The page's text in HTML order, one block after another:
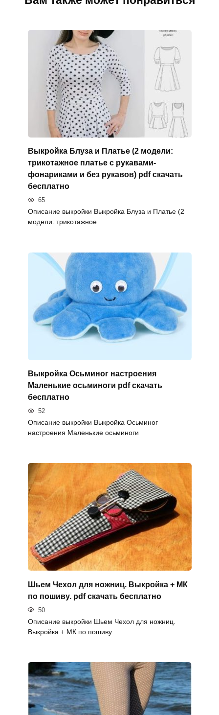
Выкройка Блуза и Платье (2 модели:
трикотажное платье с рукавами-
фонариками и без рукавов) pdf скачать
бесплатно
65
Описание выкройки Выкройка Блуза и Платье (2
модели: трикотажное
Выкройка Осьминог настроения
Маленькие осьминоги pdf скачать
бесплатно
52
Описание выкройки Выкройка Осьминог
настроения Маленькие осьминоги
Шьем Чехол для ножниц. Выкройка + МК
по пошиву. pdf скачать бесплатно
50
Описание выкройки Шьем Чехол для ножниц.
Выкройка + МК по пошиву.